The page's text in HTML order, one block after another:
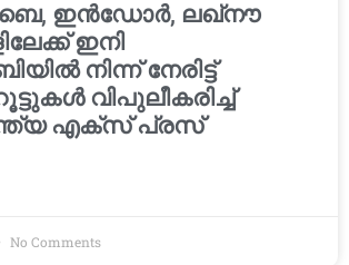
ഇൻഡോർ, ലഖ്നൗ
ഇനി
നിന്ന് നേരിട്ട്
വിപുലീകരിച്ച്
എക്സ് പ്രസ്
No Comments